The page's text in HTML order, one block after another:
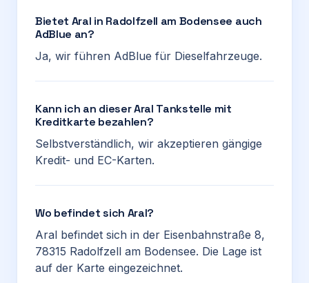
Bietet Aral in Radolfzell am Bodensee auch
AdBlue an?
Ja, wir führen AdBlue für Dieselfahrzeuge.
Kann ich an dieser Aral Tankstelle mit
Kreditkarte bezahlen?
Selbstverständlich, wir akzeptieren gängige
Kredit- und EC-Karten.
Wo befindet sich Aral?
Aral befindet sich in der Eisenbahnstraße 8,
78315 Radolfzell am Bodensee. Die Lage ist
auf der Karte eingezeichnet.